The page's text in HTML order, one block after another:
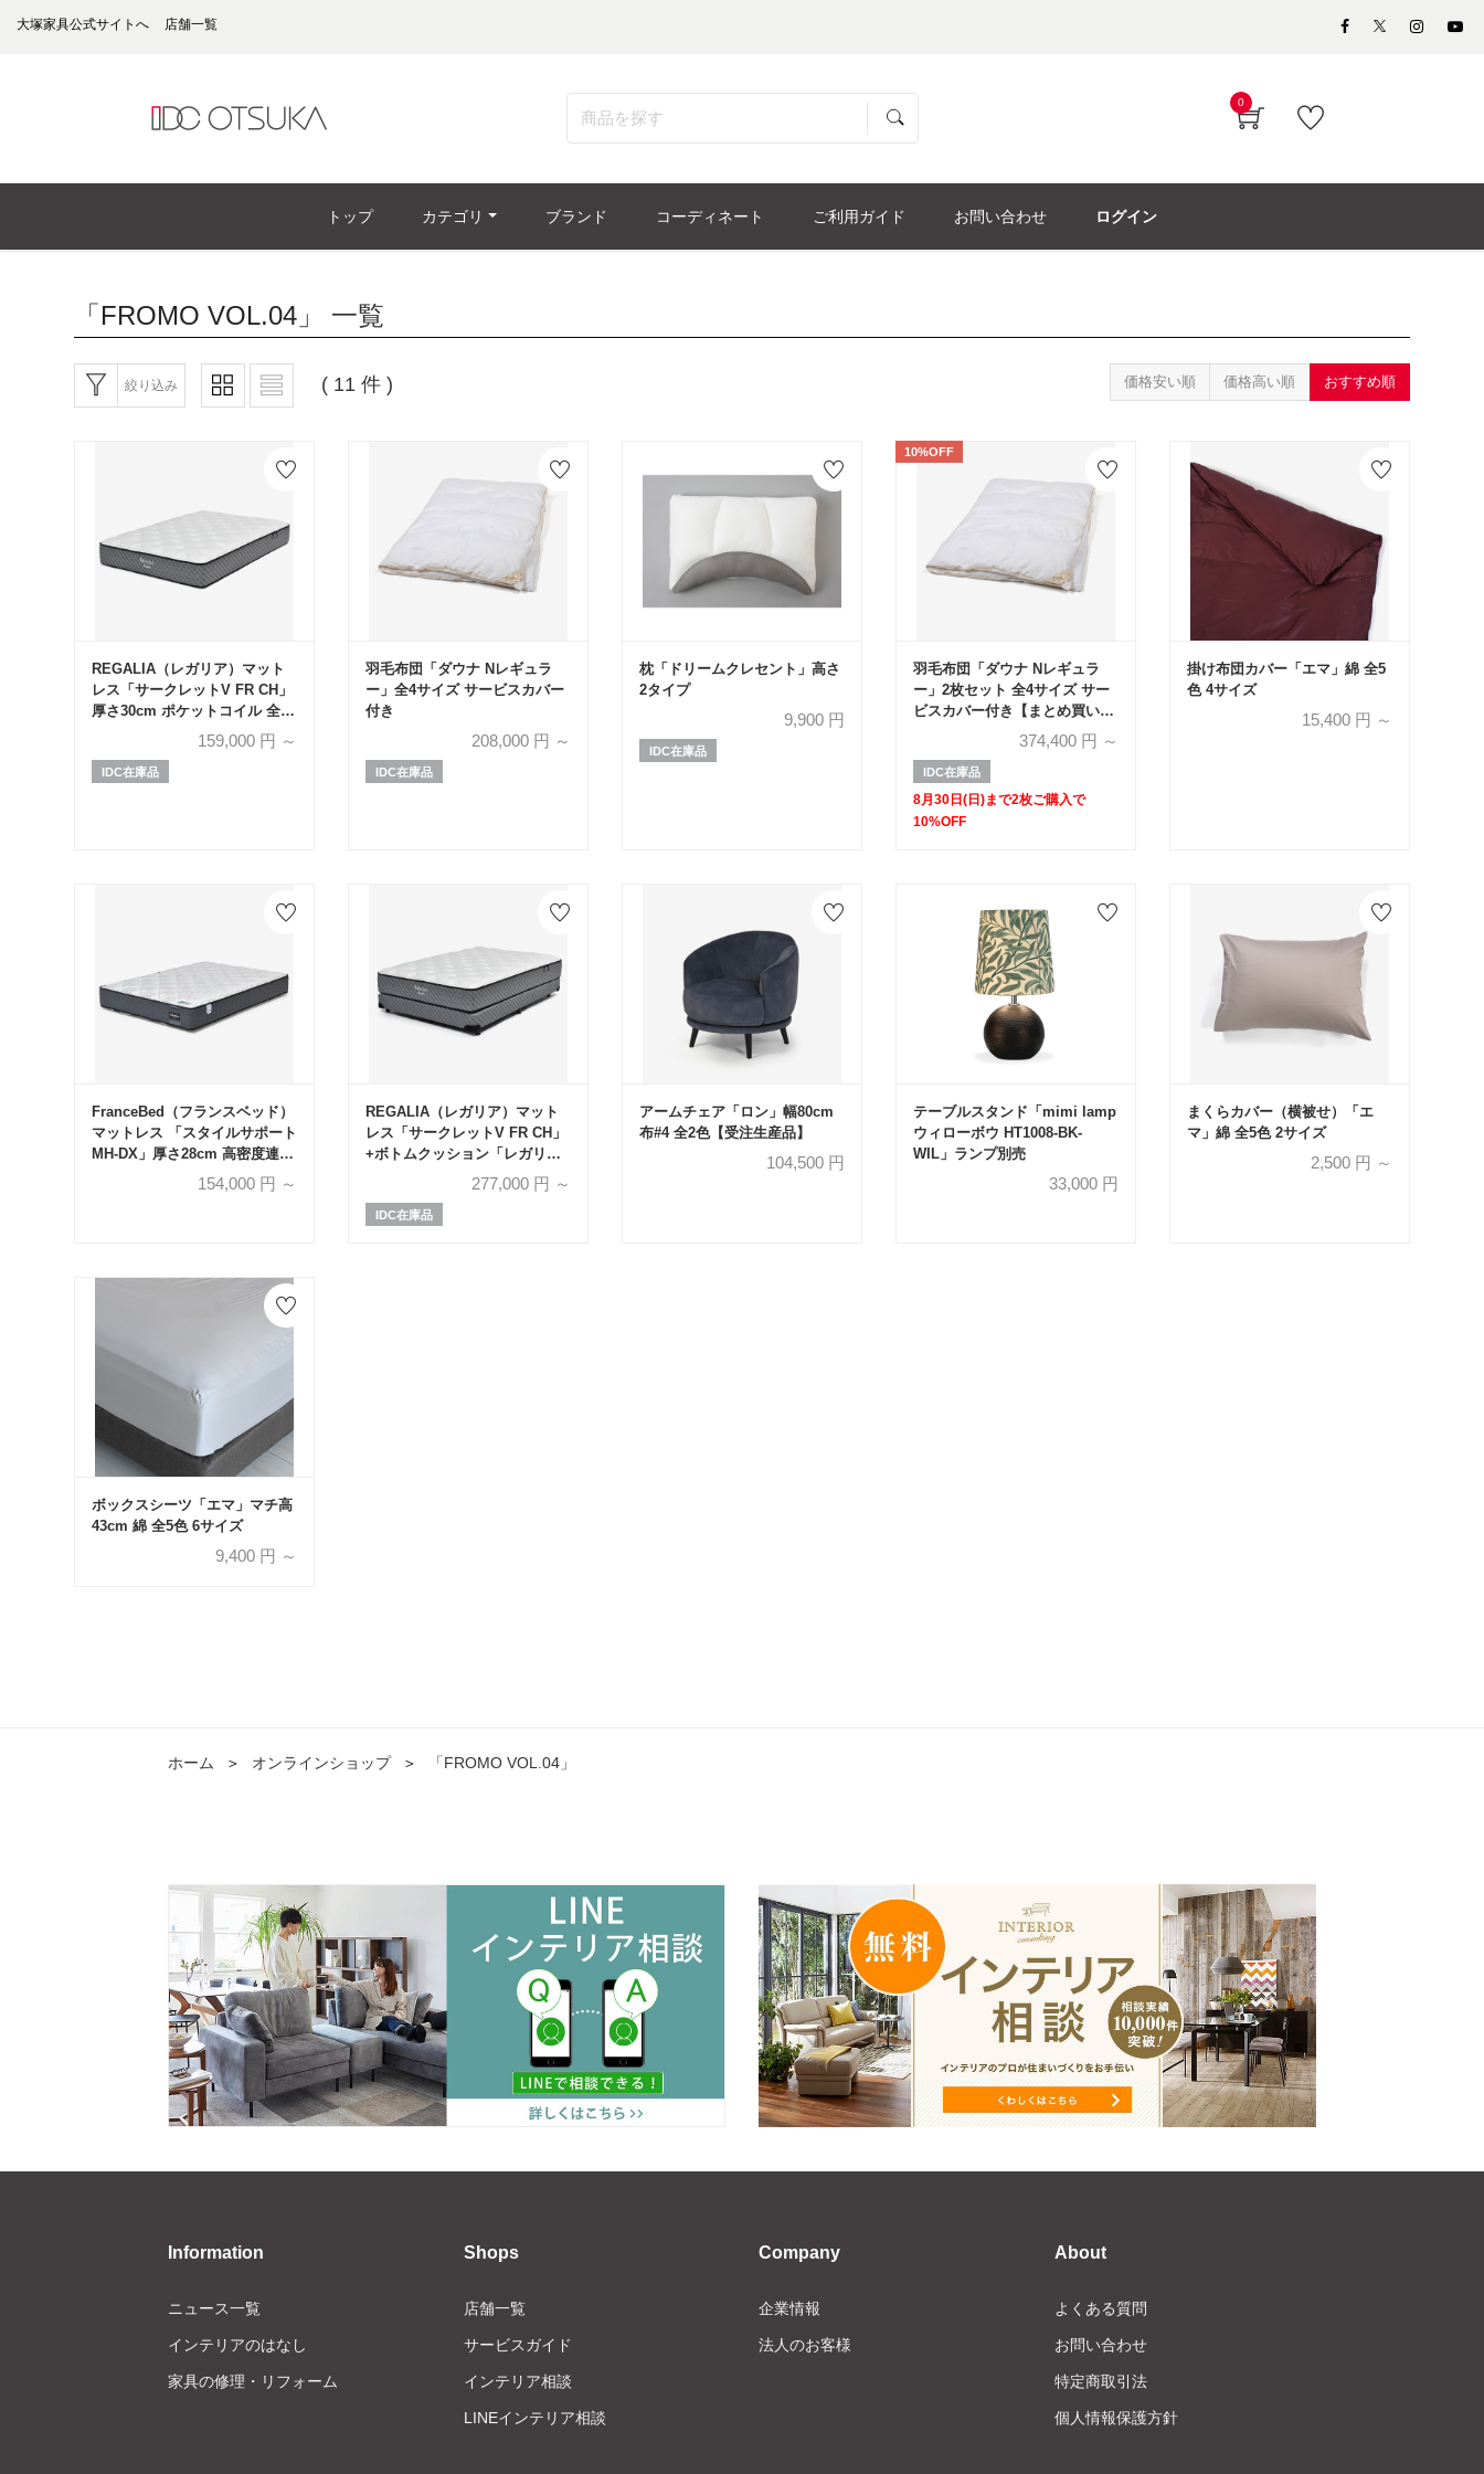
大塚家具公式サイトへ 店舗一覧
0
トップ カテゴリ ブランド コーディネート ご利用ガイド お問い合わせ ログイン
「FROMO VOL.04」 一覧
絞り込み ( 11 件 ) 価格安い順 価格高い順 おすすめ順
REGALIA（レガリア）マット
レス「サークレットV FR CH」
厚さ30cm ポケットコイル 全5
159,000円 ～
IDC在庫品
羽毛布団「ダウナ Nレギュラ
ー」全4サイズ サービスカバー
付き
208,000円 ～
IDC在庫品
枕「ドリームクレセント」高さ
2タイプ
9,900 円
IDC在庫品
10%OFF
羽毛布団「ダウナ Nレギュラ
ー」2枚セット 全4サイズ サー
ビスカバー付き【まとめ買い特
典 2枚ご購入で10%OFF】
374,400 円 ～
IDC在庫品
8月30日(日)まで2枚ご購入で
10%OFF
掛け布団カバー「エマ」綿 全5
色 4サイズ
15,400 円 ～
FranceBed（フランスベッド）
マットレス 「スタイルサポート
MH-DX」厚さ28cm 高密度連続
スプリング 全8サイズ
154,000円 ～
REGALIA（レガリア）マット
レス「サークレットV FR CH」
+ボトムクッション「レガリア
ゴールドV FR PO ハイ」ポケ
ットコイル 全5サイズ【マット
レス+ボトムのセット】
277,000円 ～
IDC在庫品
アームチェア「ロン」幅80cm
布#4 全2色【受注生産品】
104,500 円
テーブルスタンド「mimi lamp
ウィローボウ HT1008-BK-
WIL」ランプ別売
33,000 円
まくらカバー（横被せ）「エ
マ」綿 全5色 2サイズ
2,500 円 ～
ボックスシーツ「エマ」マチ高
43cm 綿 全5色 6サイズ
9,400円 ～
ホーム ＞ オンラインショップ ＞ 「FROMO VOL.04」
Information
ニュース一覧
インテリアのはなし
家具の修理・リフォーム
Shops
店舗一覧
サービスガイド
インテリア相談
LINEインテリア相談
Company
企業情報
法人のお客様
About
よくある質問
お問い合わせ
特定商取引法
個人情報保護方針